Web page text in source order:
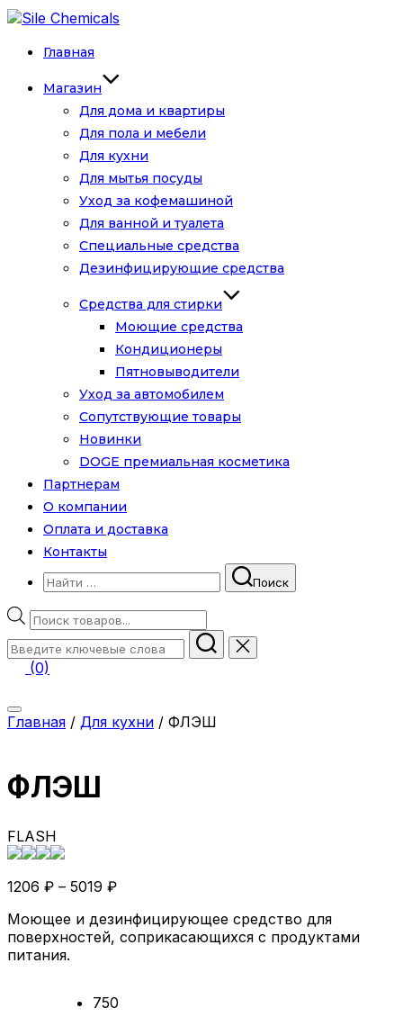
Перейти
содержимому
Главная
Магазин
Для дома и квартиры
Для пола и мебели
Для кухни
Для мытья посуды
Уход за кофемашиной
Для ванной и туалета
Специальные средства
Дезинфицирующие средства
Средства для стирки
Моющие средства
Кондиционеры
Пятновыводители
Уход за автомобилем
Сопутствующие товары
Новинки
DOGE премиальная косметика
Партнерам
О компании
Оплата и доставка
Контакты
Искать:
Поиск
Поиск
товаров
Искать:
(0)
Переключить
боковую
навигацию
Главная / Для кухни / ФЛЭШ
ФЛЭШ
FLASH
1206 ₽ – 5019 ₽
Моющее и дезинфицирующее средство для
поверхностей, соприкасающихся с продуктами
питания.
750